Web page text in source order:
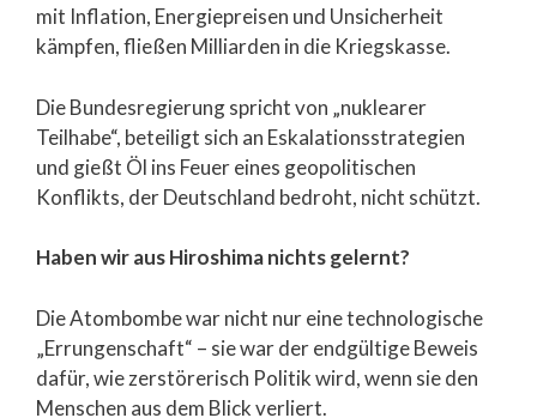
mit Inflation, Energiepreisen und Unsicherheit
kämpfen, fließen Milliarden in die Kriegskasse.
Die Bundesregierung spricht von „nuklearer
Teilhabe“, beteiligt sich an Eskalationsstrategien
und gießt Öl ins Feuer eines geopolitischen
Konflikts, der Deutschland bedroht, nicht schützt.
Haben wir aus Hiroshima nichts gelernt?
Die Atombombe war nicht nur eine technologische
„Errungenschaft“ – sie war der endgültige Beweis
dafür, wie zerstörerisch Politik wird, wenn sie den
Menschen aus dem Blick verliert.